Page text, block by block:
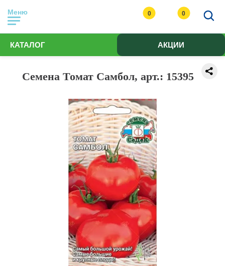
Меню 0 0
КАТАЛОГ АКЦИИ
Семена Томат Самбол, арт.: 15395